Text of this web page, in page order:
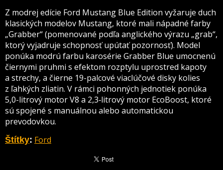
Z modrej edície Ford Mustang Blue Edition vyžaruje duch
klasických modelov Mustang, ktoré mali nápadné farby
„Grabber“ (pomenované podľa anglického výrazu „grab“,
ktorý vyjadruje schopnosť upútať pozornosť). Model
ponúka modrú farbu karosérie Grabber Blue umocnenú
čiernymi pruhmi s efektom rozptylu uprostred kapoty
a strechy, a čierne 19-palcové viaclúčové disky kolies
z ľahkých zliatin. V rámci pohonných jednotiek ponúka
5,0-litrový motor V8 a 2,3‑litrový motor EcoBoost, ktoré
sú spojené s manuálnou alebo automatickou
prevodovkou.
Štítky: Ford